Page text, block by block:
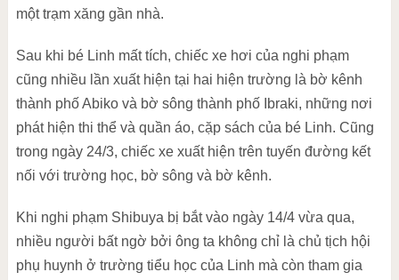
một trạm xăng gần nhà.
Sau khi bé Linh mất tích, chiếc xe hơi của nghi phạm
cũng nhiều lần xuất hiện tại hai hiện trường là bờ kênh
thành phố Abiko và bờ sông thành phố Ibraki, những nơi
phát hiện thi thể và quần áo, cặp sách của bé Linh. Cũng
trong ngày 24/3, chiếc xe xuất hiện trên tuyến đường kết
nối với trường học, bờ sông và bờ kênh.
Khi nghi phạm Shibuya bị bắt vào ngày 14/4 vừa qua,
nhiều người bất ngờ bởi ông ta không chỉ là chủ tịch hội
phụ huynh ở trường tiểu học của Linh mà còn tham gia